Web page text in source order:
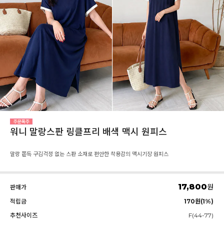
워니 말랑스판 링클프리 배색 맥시 원피스
말랑 쫀득 구김걱정 없는 스판 소재로 편안한 착용감의 맥시기장 원피스
판매가 17,800원
적립금
170원(1%)
추천사이즈
F(44-77)